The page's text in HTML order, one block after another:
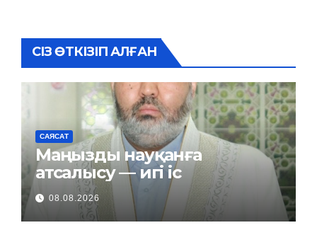
СІЗ ӨТКІЗІП АЛҒАН
САЯСАТ
Маңызды науқанға
атсалысу — игі іс
08.08.2026